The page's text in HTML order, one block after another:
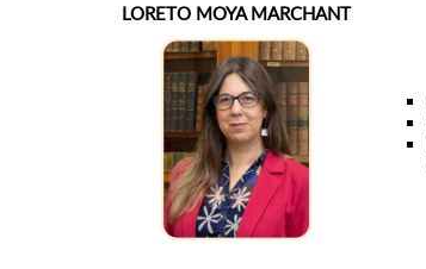
LORETO MOYA MARCHANT